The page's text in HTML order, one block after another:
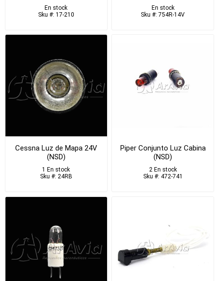
En stock
Sku #: 17-210
En stock
Sku #: 754R-14V
Cessna Luz de Mapa 24V
(NSD)
1 En stock
Sku #: 24RB
Piper Conjunto Luz Cabina
(NSD)
2 En stock
Sku #: 472-741